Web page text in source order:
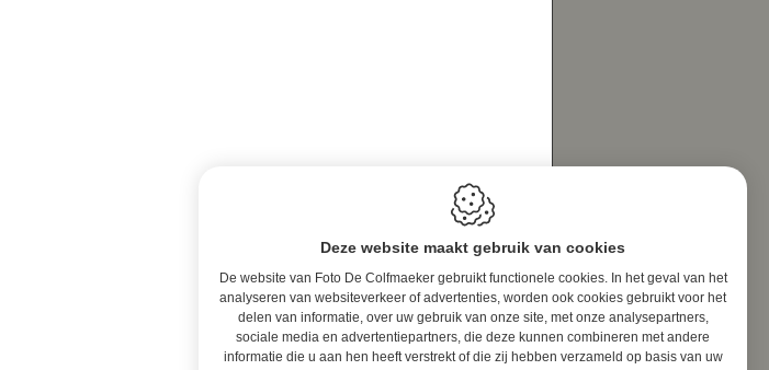
Deze website maakt gebruik van cookies
De website van Foto De Colfmaeker gebruikt functionele cookies. In het geval van het
analyseren van websiteverkeer of advertenties, worden ook cookies gebruikt voor het
delen van informatie, over uw gebruik van onze site, met onze analysepartners,
sociale media en advertentiepartners, die deze kunnen combineren met andere
informatie die u aan hen heeft verstrekt of die zij hebben verzameld op basis van uw